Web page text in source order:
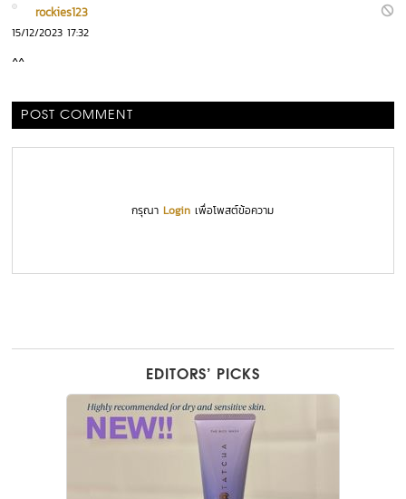
rockies123
15/12/2023 17:32
^^
POST COMMENT
กรุณาLogin เพื่อโพสต์ข้อความ
EDITORS’ PICKS